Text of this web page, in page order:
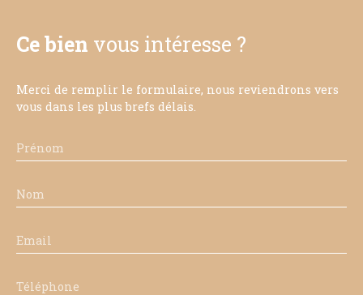
Ce bien vous intéresse ?
Merci de remplir le formulaire, nous reviendrons vers
vous dans les plus brefs délais.
Prénom
Nom
Email
Téléphone